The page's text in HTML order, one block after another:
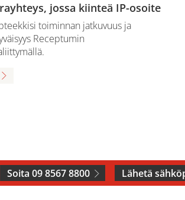
jossa kiinteä IP-osoite
toiminnan jatkuvuus ja
Receptumin
Soita 09 8567 8800 Lähetä